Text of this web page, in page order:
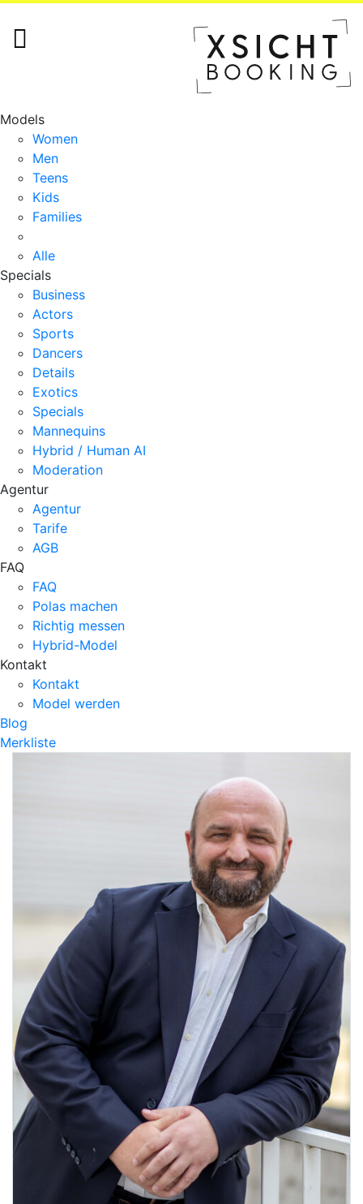
Models
Women
Men
Teens
Kids
Families
Alle
Specials
Business
Actors
Sports
Dancers
Details
Exotics
Specials
Mannequins
Hybrid / Human AI
Moderation
Agentur
Agentur
Tarife
AGB
FAQ
FAQ
Polas machen
Richtig messen
Hybrid-Model
Kontakt
Kontakt
Model werden
Blog
Merkliste